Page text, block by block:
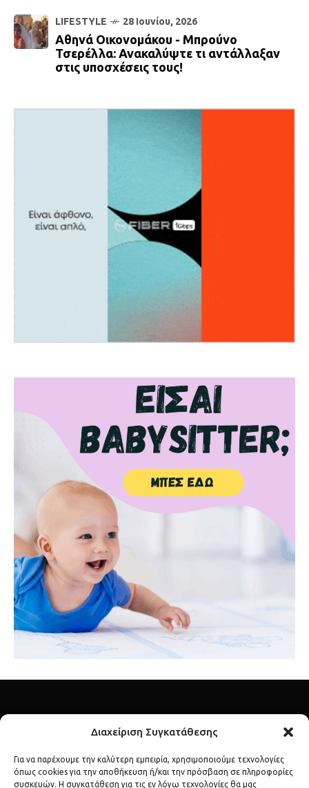
Διαχείριση Συγκατάθεσης
Για να παρέχουμε την καλύτερη εμπειρία, χρησιμοποιούμε τεχνολογίες
όπως cookies για την αποθήκευση ή/και την πρόσβαση σε πληροφορίες
συσκευών. Η συγκατάθεση για τις εν λόγω τεχνολογίες θα μας
LIFESTYLE 28 Ιουνίου, 2026
Αθηνά Οικονομάκου - Μπρούνο
Τσερέλλα: Ανακαλύψτε τι αντάλλαξαν
στις υποσχέσεις τους!
Ανακάλυψε τον λαμπερό κόσμο των διασήμων μέσα από το